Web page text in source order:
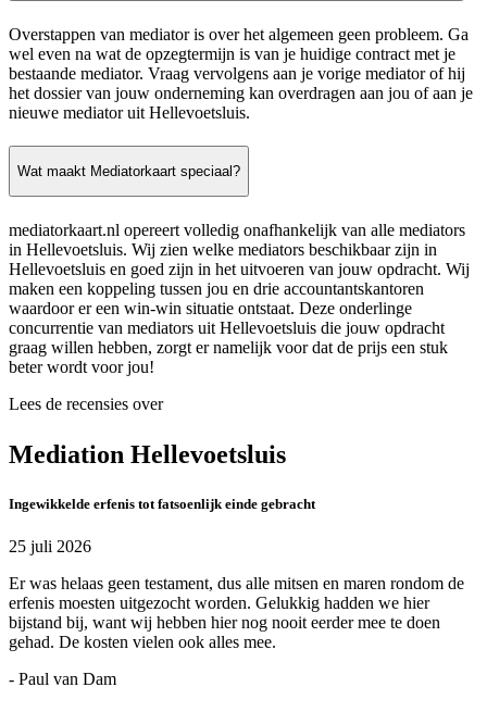
Overstappen van mediator is over het algemeen geen probleem. Ga
wel even na wat de opzegtermijn is van je huidige contract met je
bestaande mediator. Vraag vervolgens aan je vorige mediator of hij
het dossier van jouw onderneming kan overdragen aan jou of aan je
nieuwe mediator uit Hellevoetsluis.
Wat maakt Mediatorkaart speciaal?
mediatorkaart.nl opereert volledig onafhankelijk van alle mediators
in Hellevoetsluis. Wij zien welke mediators beschikbaar zijn in
Hellevoetsluis en goed zijn in het uitvoeren van jouw opdracht. Wij
maken een koppeling tussen jou en drie accountantskantoren
waardoor er een win-win situatie ontstaat. Deze onderlinge
concurrentie van mediators uit Hellevoetsluis die jouw opdracht
graag willen hebben, zorgt er namelijk voor dat de prijs een stuk
beter wordt voor jou!
Lees de recensies over
Mediation Hellevoetsluis
Ingewikkelde erfenis tot fatsoenlijk einde gebracht
25 juli 2026
Er was helaas geen testament, dus alle mitsen en maren rondom de
erfenis moesten uitgezocht worden. Gelukkig hadden we hier
bijstand bij, want wij hebben hier nog nooit eerder mee te doen
gehad. De kosten vielen ook alles mee.
- Paul van Dam